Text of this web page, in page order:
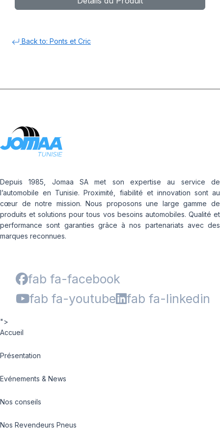
Back to: Ponts et Cric
Depuis 1985, Jomaa SA met son expertise au service de
l’automobile en Tunisie. Proximité, fiabilité et innovation sont au
cœur de notre mission. Nous proposons une large gamme de
produits et solutions pour tous vos besoins automobiles. Qualité et
performance sont garanties grâce à nos partenariats avec des
marques reconnues.
fab fa-facebook
fab fa-youtube
fab fa-linkedin
">
Accueil
Présentation
Evénements & News
Nos conseils
Nos Revendeurs Pneus